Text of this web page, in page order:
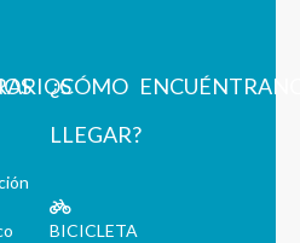
¿CÓMO
LLEGAR?
BICICLETA